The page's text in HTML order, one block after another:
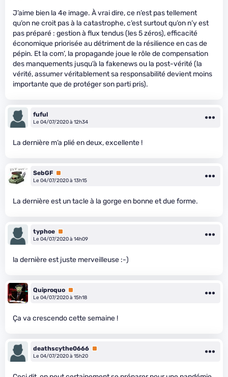
J’aime bien la 4e image. À vrai dire, ce n’est pas tellement
qu’on ne croit pas à la catastrophe, c’est surtout qu’on n’y est
pas préparé : gestion à flux tendus (les 5 zéros), efficacité
économique priorisée au détriment de la résilience en cas de
pépin. Et la com’, la propagande joue le rôle de compensation
des manquements jusqu’à la fakenews ou la post-vérité (la
vérité, assumer véritablement sa responsabilité devient moins
importante que de protéger son parti pris).
fuful
Le 04/07/2020 à 12h34
La dernière m’a plié en deux, excellente !
SebGF Premium
Le 04/07/2020 à 13h15
La dernière est un tacle à la gorge en bonne et due forme.
typhoe Premium
Le 04/07/2020 à 14h09
la dernière est juste merveilleuse :-)
Quiproquo Premium
Le 04/07/2020 à 15h18
Ça va crescendo cette semaine !
deathscythe0666 Premium
Le 04/07/2020 à 15h20